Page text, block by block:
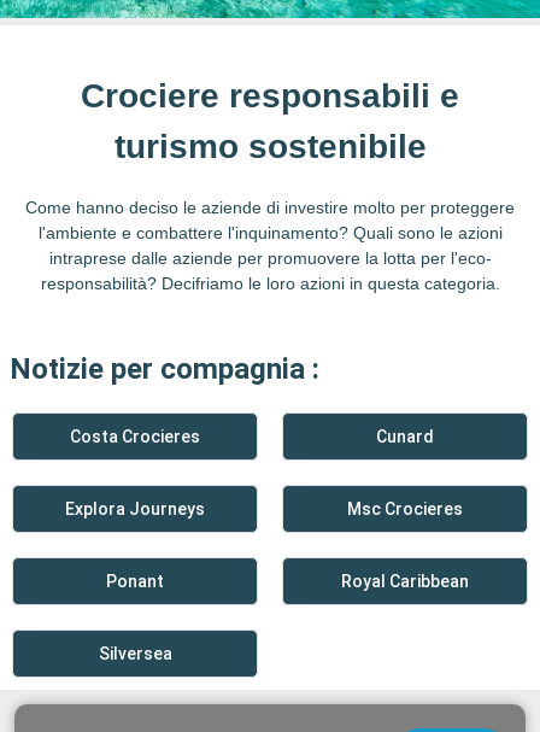
Crociere responsabili e
turismo sostenibile
Come hanno deciso le aziende di investire molto per proteggere
l'ambiente e combattere l'inquinamento? Quali sono le azioni
intraprese dalle aziende per promuovere la lotta per l'eco-
responsabilità? Decifriamo le loro azioni in questa categoria.
Notizie per compagnia :
Costa Crocieres Cunard
Explora Journeys Msc Crocieres
Ponant Royal Caribbean
Silversea